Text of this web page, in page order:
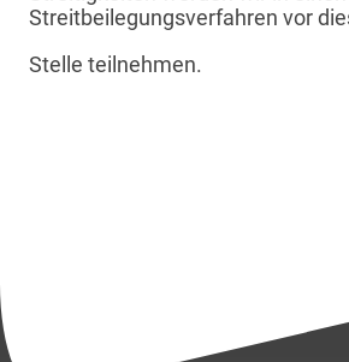
Streitbeilegungsverfahren vor
Stelle teilnehmen.